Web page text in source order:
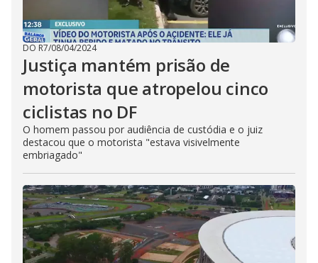
DO R7/08/04/2024
Justiça mantém prisão de
motorista que atropelou cinco
ciclistas no DF
O homem passou por audiência de custódia e o juiz
destacou que o motorista "estava visivelmente
embriagado"